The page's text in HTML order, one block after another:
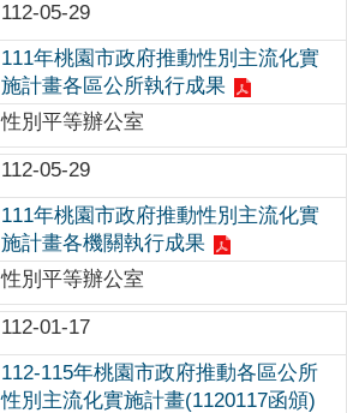
112-05-29
111年桃園市政府推動性別主流化實
施計畫各區公所執行成果
性別平等辦公室
112-05-29
111年桃園市政府推動性別主流化實
施計畫各機關執行成果
性別平等辦公室
112-01-17
112-115年桃園市政府推動各區公所
性別主流化實施計畫(1120117函頒)